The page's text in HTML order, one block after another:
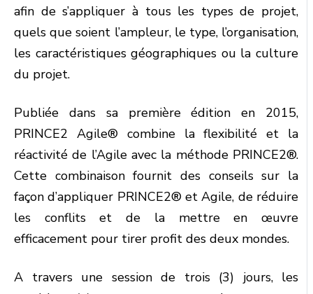
afin de s’appliquer à tous les types de projet,
quels que soient l’ampleur, le type, l’organisation,
les caractéristiques géographiques ou la culture
du projet.
Publiée dans sa première édition en 2015,
PRINCE2 Agile® combine la flexibilité et la
réactivité de l’Agile avec la méthode PRINCE2®.
Cette combinaison fournit des conseils sur la
façon d’appliquer PRINCE2® et Agile, de réduire
les conflits et de la mettre en œuvre
efficacement pour tirer profit des deux mondes.
A travers une session de trois (3) jours, les